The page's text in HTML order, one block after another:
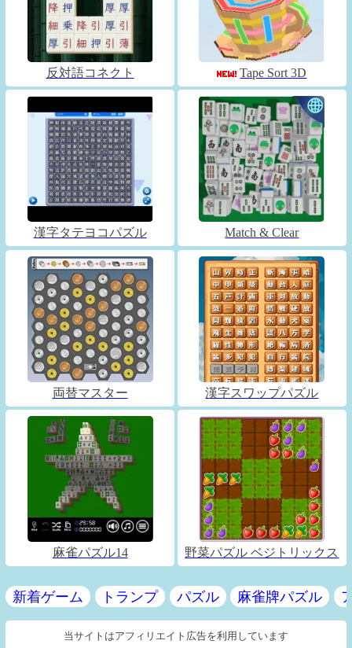
反対語コネクト Tape Sort 3D
漢字タテヨコパズル Match & Clear
両替マスター 漢字スワップパズル
麻雀パズル14 野菜パズル ベジトリックス
新着ゲーム トランプ パズル 麻雀牌パズル
当サイトはアフィリエイト広告を利用しています